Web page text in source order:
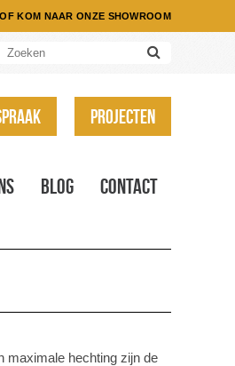
OF KOM NAAR ONZE SHOWROOM
Projecten
Blog Contact
maximale hechting zijn de